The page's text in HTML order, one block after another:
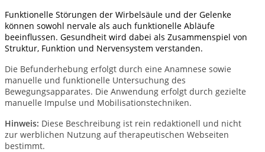
Funktionelle Störungen der Wirbelsäule und der Gelenke
können sowohl nervale als auch funktionelle Abläufe
beeinflussen. Gesundheit wird dabei als Zusammenspiel von
Struktur, Funktion und Nervensystem verstanden.
Die Befunderhebung erfolgt durch eine Anamnese sowie
manuelle und funktionelle Untersuchung des
Bewegungsapparates. Die Anwendung erfolgt durch gezielte
manuelle Impulse und Mobilisationstechniken.
Hinweis: Diese Beschreibung ist rein redaktionell und nicht
zur werblichen Nutzung auf therapeutischen Webseiten
bestimmt.